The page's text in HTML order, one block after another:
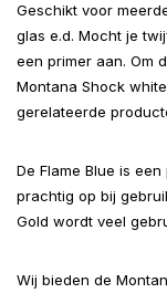
Geschikt voor
glas e.d. Mocht je
een primer aan. Om
Montana Shock
gerelateerde
De Flame Blue is
prachtig op bij
Gold wordt veel
Wij bieden de